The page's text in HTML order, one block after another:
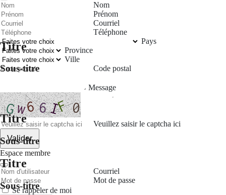
Titre
Sous-titre
Titre
Sous-titre
Titre
Sous-titre
Nom
Prénom
Courriel
Téléphone
Pays
Province
Ville
Code postal
Message
Veuillez saisir le captcha ici
Valider
Espace membre
Courriel
Mot de passe
Se rappeler de moi